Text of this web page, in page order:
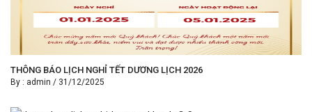
THÔNG BÁO LỊCH NGHỈ TẾT DƯƠNG LỊCH 2026
By : admin / 31/12/2025